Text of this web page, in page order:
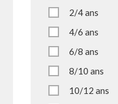
2/4 ans
4/6 ans
6/8 ans
8/10 ans
10/12 ans